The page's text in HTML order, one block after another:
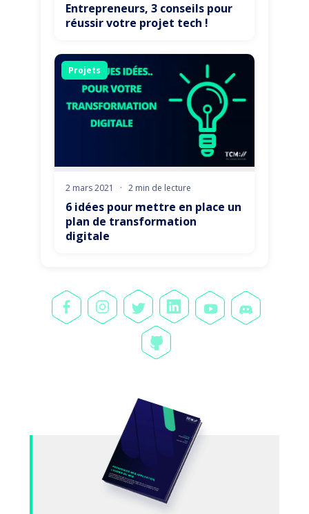
Entrepreneurs, 3 conseils pour
réussir votre projet tech !
Projets
2 mars 2021 · 2 min de lecture
6 idées pour mettre en place un
plan de transformation
digitale